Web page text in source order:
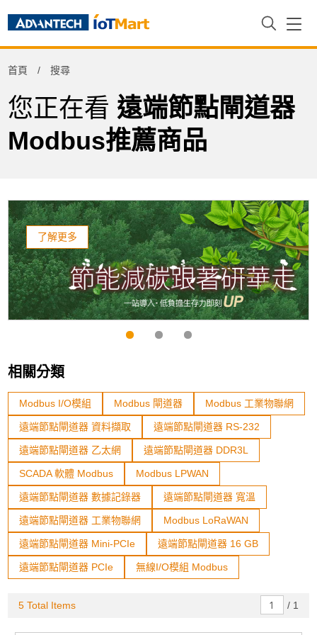
首頁 搜尋
您正在看 遠端節點閘道器
Modbus推薦商品
了解更多
Product Tag
相關分類
Modbus I/O模組 Modbus 閘道器 Modbus 工業物聯網
遠端節點閘道器 資料擷取 遠端節點閘道器 RS-232
遠端節點閘道器 乙太網 遠端節點閘道器 DDR3L
SCADA 軟體 Modbus Modbus LPWAN
遠端節點閘道器 數據記錄器 遠端節點閘道器 寬溫
遠端節點閘道器 工業物聯網 Modbus LoRaWAN
遠端節點閘道器 Mini-PCIe 遠端節點閘道器 16 GB
遠端節點閘道器 PCIe 無線I/O模組 Modbus
5 Total Items / 1